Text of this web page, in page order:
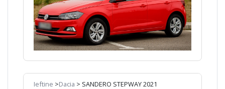
Ieftine >Dacia > SANDERO STEPWAY 2021